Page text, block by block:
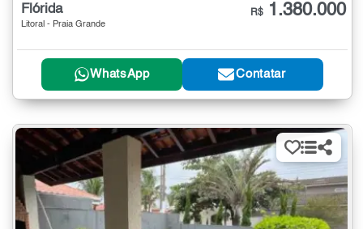
Flórida
Litoral - Praia Grande
R$ 1.380.000
WhatsApp Contatar